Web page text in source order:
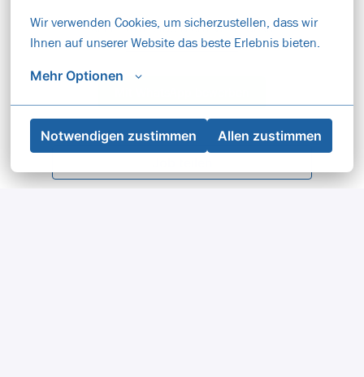
Wir verwenden Cookies, um sicherzustellen, dass wir
Ihnen auf unserer Website das beste Erlebnis bieten.
Mehr Optionen
Notwendigen zustimmen Allen zustimmen
APPLY WITH XING NICHT VERFÜGBAR
Cookies aktualisieren